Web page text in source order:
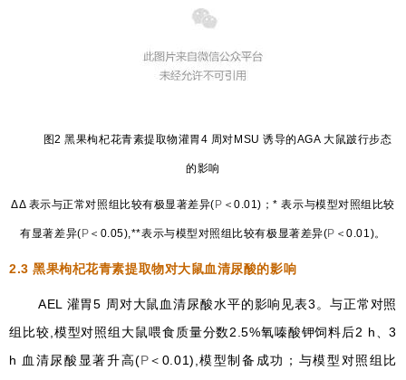
图2 黑果枸杞花青素提取物灌胃4 周对MSU 诱导的AGA 大鼠跛行步态
的影响
ΔΔ 表示与正常对照组比较有极显著差异( P ＜0.01)；* 表示与模型对照组比较
有显著差异( P ＜0.05),**表示与模型对照组比较有极显著差异(P ＜0.01)。
2.3黑果枸杞花青素提取物对大鼠血清尿酸的影响
AEL 灌胃5 周对大鼠血清尿酸水平的影响见表3。与正常对照
组比较,模型对照组大鼠喂食质量分数2.5%氧嗪酸钾饲料后2 h、3
h 血清尿酸显著升高(P＜0.01),模型制备成功；与模型对照组比